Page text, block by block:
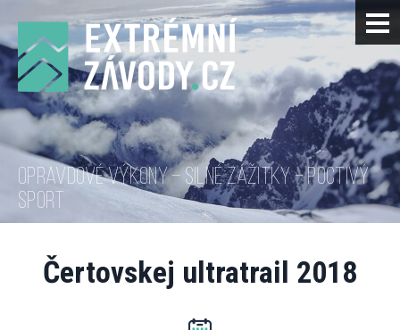
OPRAVDOVÉ VÝKONY – SILNÉ ZÁŽITKY – POCTIVÝ
SPORT
Čertovskej ultratrail 2018